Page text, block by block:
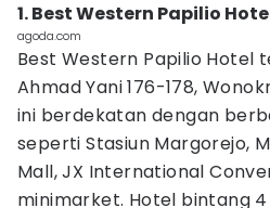
1. Best Western Papilio
agoda.com
Best Western Papilio Hotel
Ahmad Yani 176-178,
ini berdekatan dengan
seperti Stasiun Margorejo,
Mall, JX International
minimarket. Hotel bintang